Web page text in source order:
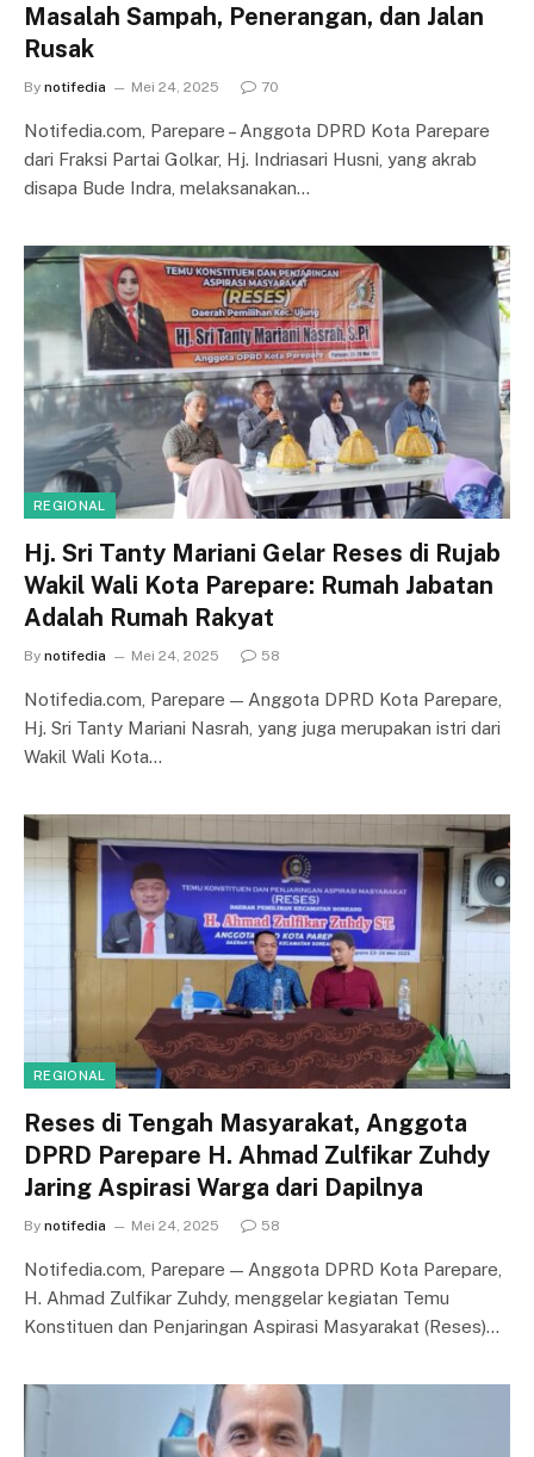
Masalah Sampah, Penerangan, dan Jalan
Rusak
By notifedia Mei 24, 2025 70
Notifedia.com, Parepare – Anggota DPRD Kota Parepare
dari Fraksi Partai Golkar, Hj. Indriasari Husni, yang akrab
disapa Bude Indra, melaksanakan…
REGIONAL
Hj. Sri Tanty Mariani Gelar Reses di Rujab
Wakil Wali Kota Parepare: Rumah Jabatan
Adalah Rumah Rakyat
By notifedia Mei 24, 2025 58
Notifedia.com, Parepare — Anggota DPRD Kota Parepare,
Hj. Sri Tanty Mariani Nasrah, yang juga merupakan istri dari
Wakil Wali Kota…
REGIONAL
Reses di Tengah Masyarakat, Anggota
DPRD Parepare H. Ahmad Zulfikar Zuhdy
Jaring Aspirasi Warga dari Dapilnya
By notifedia Mei 24, 2025 58
Notifedia.com, Parepare — Anggota DPRD Kota Parepare,
H. Ahmad Zulfikar Zuhdy, menggelar kegiatan Temu
Konstituen dan Penjaringan Aspirasi Masyarakat (Reses)…